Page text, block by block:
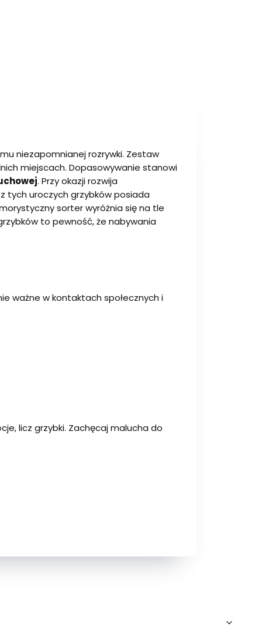
niezapomnianej rozrywki. Zestaw
miejscach. Dopasowywanie stanowi
. Przy okazji rozwija
tych uroczych grzybków posiada
sorter wyróżnia się na tle
to pewność, że nabywania
ważne w kontaktach społecznych i
licz grzybki. Zachęcaj malucha do